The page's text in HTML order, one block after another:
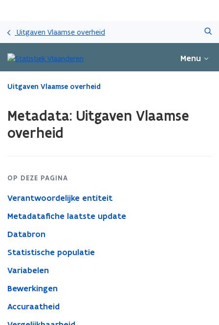
gaan
Uitgaven Vlaamse overheid
Menu
Gedaan
zich
Vlaamse
Uitgaven Vlaamse overheid
Metadata: Uitgaven Vlaamse
overheid
OP DEZE PAGINA
Verantwoordelijke entiteit
Metadatafiche laatste update
Databron
Statistische populatie
Variabelen
Bewerkingen
Accuraatheid